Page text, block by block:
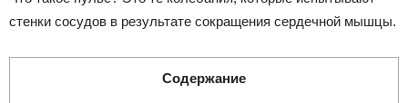
стенки сосудов в результате сокращения сердечной мышцы.
Содержание